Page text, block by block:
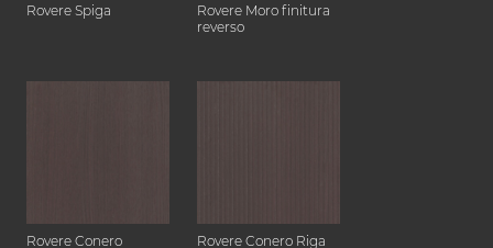
Rovere Spiga
Rovere Moro finitura
reverso
Rovere Conero Rovere Conero Riga